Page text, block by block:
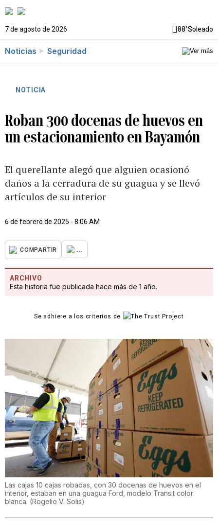
7 de agosto de 2026 88°Soleado
Noticias Seguridad
NOTICIA
Roban 300 docenas de huevos en
un estacionamiento en Bayamón
El querellante alegó que alguien ocasionó
daños a la cerradura de su guagua y se llevó
artículos de su interior
6 de febrero de 2025 - 8:06 AM
COMPARTIR ...
ARCHIVO
Esta historia fue publicada hace más de 1 año.
Se adhiere a los criterios de
Las cajas 10 cajas robadas, con 30 docenas de huevos en el
interior, estaban en una guagua Ford, modelo Transit color
blanca. (Rogelio V. Solis)